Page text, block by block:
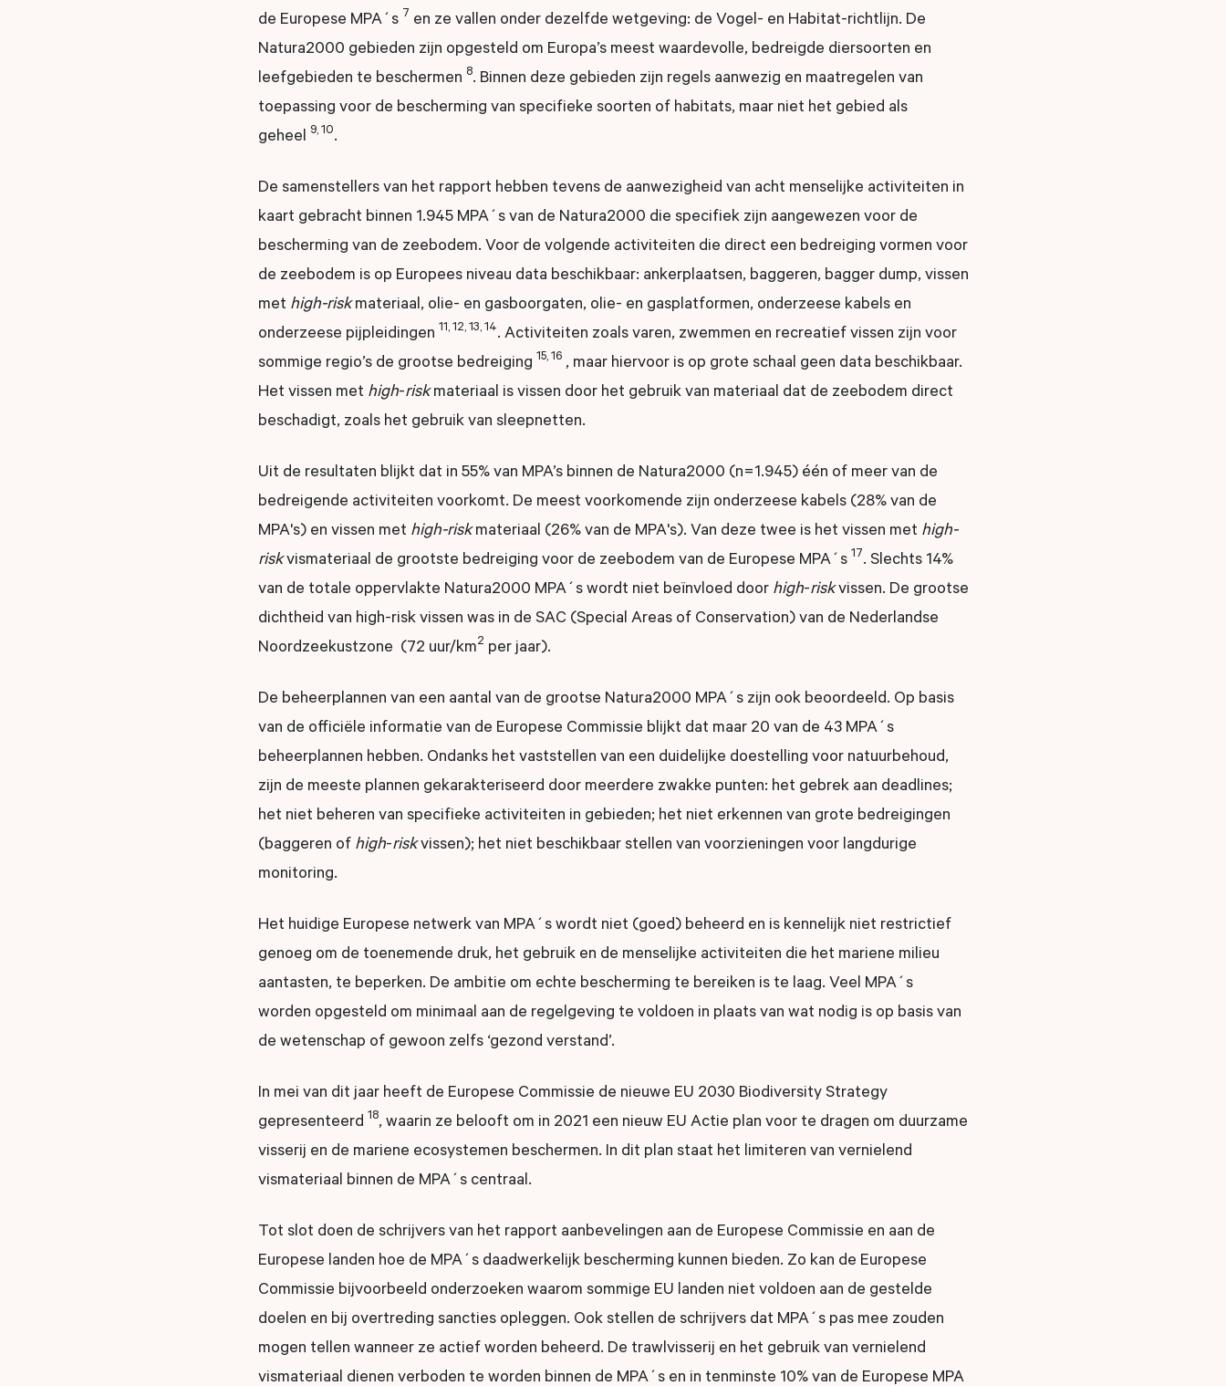
de Europese MPA´s 7 en ze vallen onder dezelfde wetgeving: de Vogel- en Habitat-richtlijn. De
Natura2000 gebieden zijn opgesteld om Europa’s meest waardevolle, bedreigde diersoorten en
leefgebieden te beschermen 8. Binnen deze gebieden zijn regels aanwezig en maatregelen van
toepassing voor de bescherming van specifieke soorten of habitats, maar niet het gebied als
geheel 9, 10.
De samenstellers van het rapport hebben tevens de aanwezigheid van acht menselijke activiteiten in
kaart gebracht binnen 1.945 MPA´s van de Natura2000 die specifiek zijn aangewezen voor de
bescherming van de zeebodem. Voor de volgende activiteiten die direct een bedreiging vormen voor
de zeebodem is op Europees niveau data beschikbaar: ankerplaatsen, baggeren, bagger dump, vissen
met high-riskmateriaal, olie- en gasboorgaten, olie- en gasplatformen, onderzeese kabels en
onderzeese pijpleidingen 11, 12, 13, 14. Activiteiten zoals varen, zwemmen en recreatief vissen zijn voor
sommige regio’s de grootse bedreiging 15, 16 , maar hiervoor is op grote schaal geen data beschikbaar.
Het vissen met high-riskmateriaal is vissen door het gebruik van materiaal dat de zeebodem direct
beschadigt, zoals het gebruik van sleepnetten.
Uit de resultaten blijkt dat in 55% van MPA’s binnen de Natura2000 (n=1.945) één of meer van de
bedreigende activiteiten voorkomt. De meest voorkomende zijn onderzeese kabels (28% van de
MPA's) en vissen met high-riskmateriaal (26% van de MPA's). Van deze twee is het vissen met high-
riskvismateriaal de grootste bedreiging voor de zeebodem van de Europese MPA´s 17. Slechts 14%
van de totale oppervlakte Natura2000 MPA´s wordt niet beïnvloed door high-riskvissen. De grootse
dichtheid van high-risk vissen was in de SAC (Special Areas of Conservation)van de Nederlandse
Noordzeekustzone (72 uur/km2 per jaar).
De beheerplannen van een aantal van de grootse Natura2000 MPA´s zijn ook beoordeeld. Op basis
van de officiële informatie van de Europese Commissie blijkt dat maar 20 van de 43 MPA´s
beheerplannen hebben. Ondanks het vaststellen van een duidelijke doestelling voor natuurbehoud,
zijn de meeste plannen gekarakteriseerd door meerdere zwakke punten: het gebrek aan deadlines;
het niet beheren van specifieke activiteiten in gebieden; het niet erkennen van grote bedreigingen
(baggeren of high-riskvissen); het niet beschikbaar stellen van voorzieningen voor langdurige
monitoring.
Het huidige Europese netwerk van MPA´s wordt niet (goed) beheerd en is kennelijk niet restrictief
genoeg om de toenemende druk, het gebruik en de menselijke activiteiten die het mariene milieu
aantasten, te beperken. De ambitie om echte bescherming te bereiken is te laag. Veel MPA´s
worden opgesteld om minimaal aan de regelgeving te voldoen in plaats van wat nodig is op basis van
de wetenschap of gewoon zelfs ‘gezond verstand’.
In mei van dit jaar heeft de Europese Commissie de nieuwe EU 2030 Biodiversity Strategy
gepresenteerd 18, waarin ze belooft om in 2021 een nieuw EU Actie plan voor te dragen om duurzame
visserij en de mariene ecosystemen beschermen. In dit plan staat het limiteren van vernielend
vismateriaal binnen de MPA´s centraal.
Tot slot doen de schrijvers van het rapport aanbevelingen aan de Europese Commissie en aan de
Europese landen hoe de MPA´s daadwerkelijk bescherming kunnen bieden. Zo kan de Europese
Commissie bijvoorbeeld onderzoeken waarom sommige EU landen niet voldoen aan de gestelde
doelen en bij overtreding sancties opleggen. Ook stellen de schrijvers dat MPA´s pas mee zouden
mogen tellen wanneer ze actief worden beheerd. De trawlvisserij en het gebruik van vernielend
vismateriaal dienen verboden te worden binnen de MPA´s en in tenminste 10% van de Europese MPA